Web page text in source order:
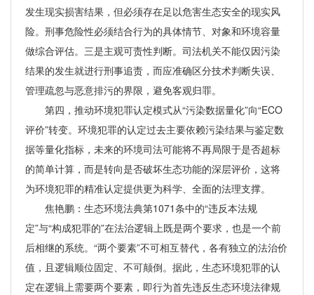
发生现实损害结果，但必须存在足以危害生态安全的现实风
险。刑事危险性必须结合行为的具体情节、对象和环境容量
做综合评估。三是主观可责性判断。司法机关不能仅因污染
结果的发生就进行刑事追责，而应准确区分技术判断失误、
管理疏忽与恶意排污的界限，避免客观归罪。
第四，推动环境犯罪认定模式从“污染数据量化”向“ECO
评价”转变。环境犯罪的认定过去主要依赖污染结果与鉴定数
据等量化指标，未来的环境司法可能将不再局限于是否超标
的简单计算，而是转向是否破坏生态功能的深层评价，这将
为环境犯罪的精准认定提供更为科学、全面的法理支撑。
焦艳鹏：生态环境法典第1071条中的“违反本法规
定”与“构成犯罪的”在法治逻辑上既是两个要求，也是一个前
后相继的系统。“两个要素”不可相互替代，各有独立的法治价
值，且逻辑顺位固定、不可颠倒。据此，生态环境犯罪的认
定在逻辑上需要两个要素，即行为首先违反生态环境法律规